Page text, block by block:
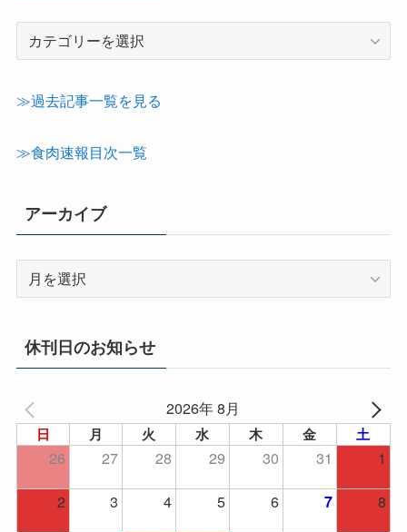
テ
≫過去記事一覧を見る
≫食肉速報目次一覧
アーカイブ
イ
ブ
休刊日のお知らせ
2026年 8月
日 月 火 水 木 金 土
26 27 28 29 30 31
1
2
3 4 5 6 7
8